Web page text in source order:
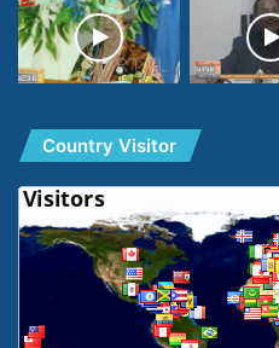
Country Visitor